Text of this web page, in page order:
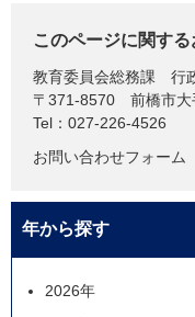
このページに関す
教育委員会総務課
行
〒371-8570
前橋市
Tel：027-226-4526
お問い合わせフォーム
年から探す
2026年